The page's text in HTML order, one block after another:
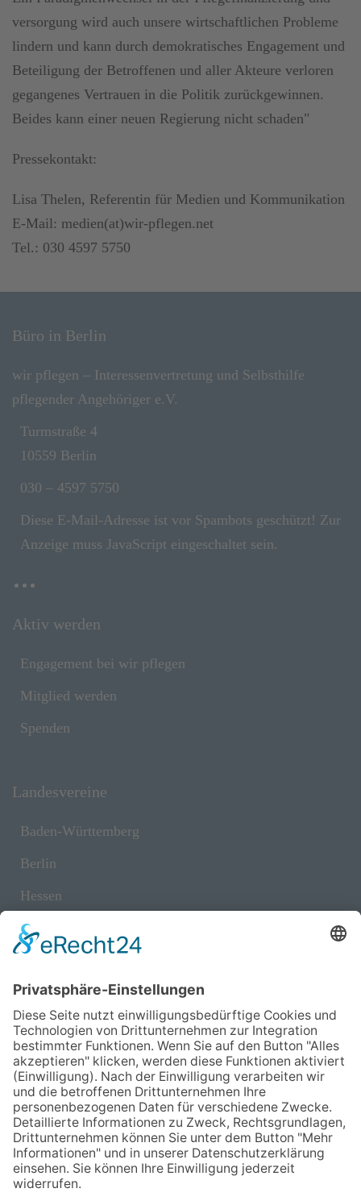
versorgung wird auch unsere wirtschaftlichen Probleme
lindern und kann durch demokratisches Engagement und
Beteiligung der Betroffenen und aller Akteure verloren
gegangenes Vertrauen in die Politik zurückgewinnen.
Beides kann einer neuen Regierung nicht schaden"
Pressekontakt:
Lisa Thelen, Referentin für Medien und Kommunikation
E-Mail: medien(at)wir-pflegen.net
Tel.: 030 4597 5750
Büro in Berlin
wir pflegen – Interessenvertretung und Selbsthilfe
pflegender Angehöriger e.V.
Turmstraße 4
10559 Berlin
030 – 4597 5750
Diese E-Mail-Adresse ist vor Spambots geschützt! Zur
Anzeige muss JavaScript eingeschaltet sein.
Aktiv werden
Engagement bei wir pflegen
Mitglied werden
Spenden
Landesvereine
Baden-Württemberg
Berlin
Hessen
Niedersachsen
Rheinland-Pfalz
Sachsen
Schleswig-Holstein
Thüringen
Informationen
Satzung und Verbandsstatut
Presse